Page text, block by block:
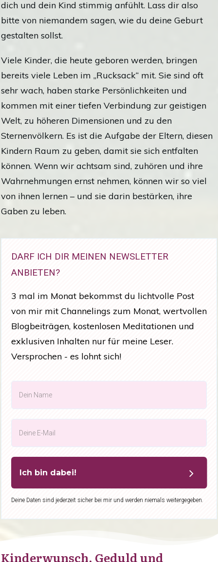
dich und dein Kind stimmig anfühlt. Lass dir also
bitte von niemandem sagen, wie du deine Geburt
gestalten sollst.
Viele Kinder, die heute geboren werden, bringen
bereits viele Leben im „Rucksack“ mit. Sie sind oft
sehr wach, haben starke Persönlichkeiten und
kommen mit einer tiefen Verbindung zur geistigen
Welt, zu höheren Dimensionen und zu den
Sternenvölkern. Es ist die Aufgabe der Eltern, diesen
Kindern Raum zu geben, damit sie sich entfalten
können. Wenn wir achtsam sind, zuhören und ihre
Wahrnehmungen ernst nehmen, können wir so viel
von ihnen lernen – und sie darin bestärken, ihre
Gaben zu leben.
DARF ICH DIR MEINEN NEWSLETTER
ANBIETEN?
3 mal im Monat bekommst du lichtvolle Post
von mir mit Channelings zum Monat, wertvollen
Blogbeiträgen, kostenlosen Meditationen und
exklusiven Inhalten nur für meine Leser.
Versprochen - es lohnt sich!
Ich bin dabei!
Deine Daten sind jederzeit sicher bei mir und werden niemals weitergegeben.
Kinderwunsch, Geduld und